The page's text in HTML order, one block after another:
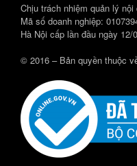
Chịu trách nhiệm quản lý
Mã số doanh nghiệp:
Hà Nội cấp lần đầu ngày 12/
© 2016 – Bản quyền thuộc